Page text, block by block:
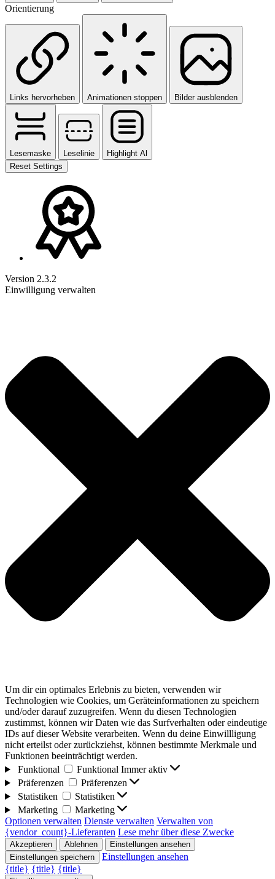
Orientierung
Links hervorheben Animationen stoppen Bilder ausblenden
Lesemaske Leselinie
Highlight Al
Reset Settings
Version 2.3.2
Einwilligung verwalten
Um dir ein optimales Erlebnis zu bieten, verwenden wir
Technologien wie Cookies, um Geräteinformationen zu speichern
und/oder darauf zuzugreifen. Wenn du diesen Technologien
zustimmst, können wir Daten wie das Surfverhalten oder eindeutige
IDs auf dieser Website verarbeiten. Wenn du deine Einwillligung
nicht erteilst oder zurückziehst, können bestimmte Merkmale und
Funktionen beeinträchtigt werden.
Funktional
Funktional Immer aktiv
Präferenzen
Präferenzen
Statistiken
Statistiken
Marketing
Marketing
Optionen verwalten Dienste verwalten Verwalten von
{vendor_count}-Lieferanten Lese mehr über diese Zwecke
Akzeptieren Ablehnen
Einstellungen ansehen
Einstellungen speichern
Einstellungen ansehen
{title} {title} {title}